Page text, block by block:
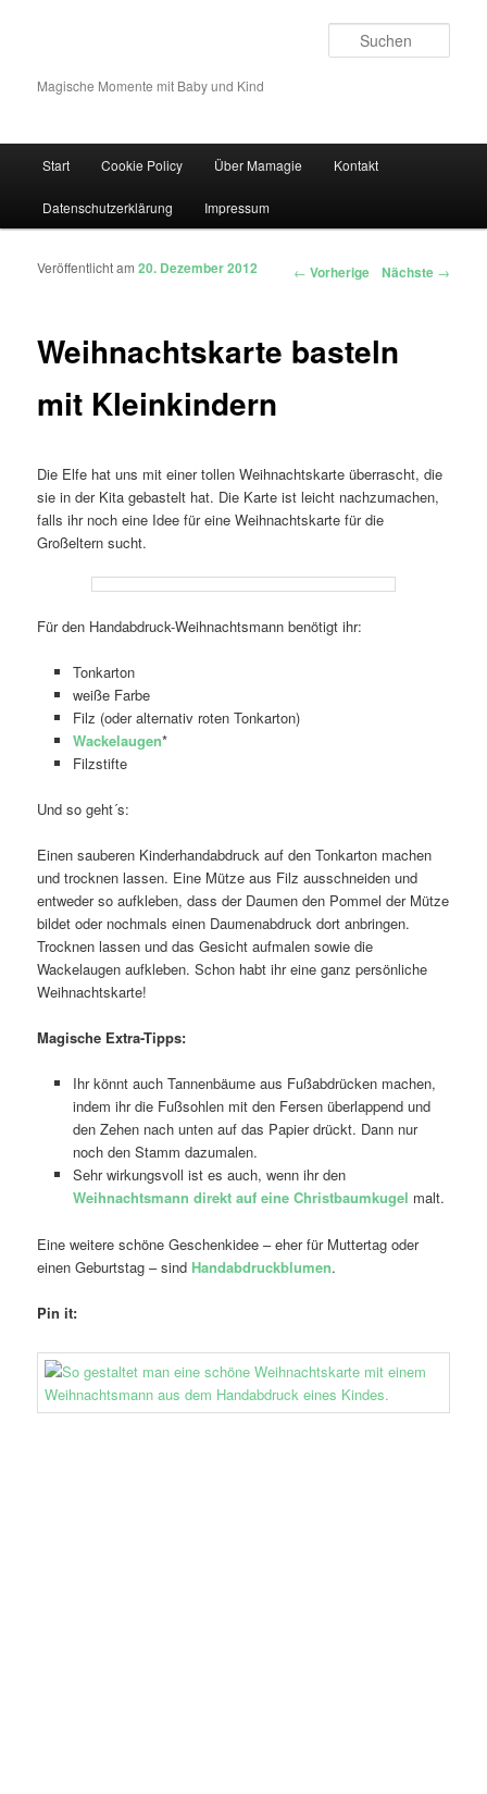
Magische Momente mit Baby und Kind
Zum Inhalt wechseln
Zum sekundären Inhalt wechseln
Start Cookie Policy Über Mamagie Kontakt
Datenschutzerklärung Impressum
Artikelnavigation ← Vorherige Nächste →
Weihnachtskarte basteln
mit Kleinkindern
Veröffentlicht am20. Dezember 2012
Die Elfe hat uns mit einer tollen Weihnachtskarte überrascht, die
sie in der Kita gebastelt hat. Die Karte ist leicht nachzumachen,
falls ihr noch eine Idee für eine Weihnachtskarte für die
Großeltern sucht.
Für den Handabdruck-Weihnachtsmann benötigt ihr:
Tonkarton
weiße Farbe
Filz (oder alternativ roten Tonkarton)
Wackelaugen*
Filzstifte
Und so geht´s:
Einen sauberen Kinderhandabdruck auf den Tonkarton machen
und trocknen lassen. Eine Mütze aus Filz ausschneiden und
entweder so aufkleben, dass der Daumen den Pommel der Mütze
bildet oder nochmals einen Daumenabdruck dort anbringen.
Trocknen lassen und das Gesicht aufmalen sowie die
Wackelaugen aufkleben. Schon habt ihr eine ganz persönliche
Weihnachtskarte!
Magische Extra-Tipps:
Ihr könnt auch Tannenbäume aus Fußabdrücken machen,
indem ihr die Fußsohlen mit den Fersen überlappend und
den Zehen nach unten auf das Papier drückt. Dann nur
noch den Stamm dazumalen.
Sehr wirkungsvoll ist es auch, wenn ihr den
Weihnachtsmann direkt auf eine Christbaumkugel malt.
Eine weitere schöne Geschenkidee – eher für Muttertag oder
einen Geburtstag – sind Handabdruckblumen.
Pin it: